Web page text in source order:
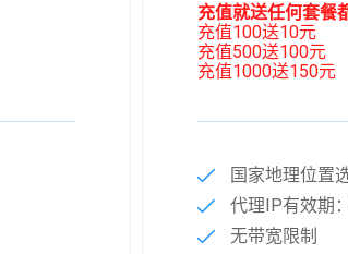
充值就送任何套餐
充值100送10元
充值500送100元
充值1000送150元
国家地理位置
代理IP有效期
无带宽限制